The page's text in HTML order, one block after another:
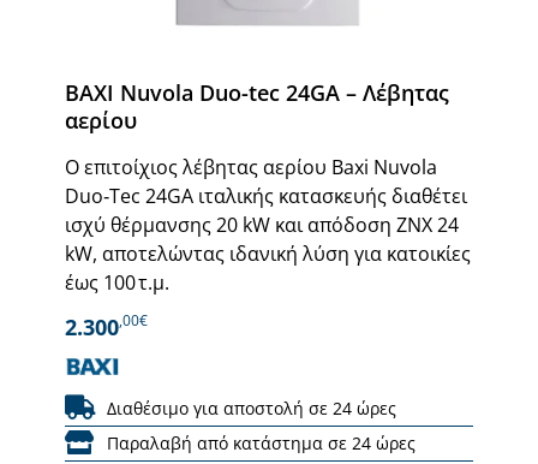
BAXI Nuvola Duo-tec 24GA – Λέβητας
αερίου
Ο επιτοίχιος λέβητας αερίου Baxi Nuvola
Duo‑Tec 24GA ιταλικής κατασκευής διαθέτει
ισχύ θέρμανσης 20 kW και απόδοση ΖΝΧ 24
kW, αποτελώντας ιδανική λύση για κατοικίες
έως 100 τ.μ.
2.300,00€
Διαθέσιμο για αποστολή σε 24 ώρες
Παραλαβή από κατάστημα σε 24 ώρες